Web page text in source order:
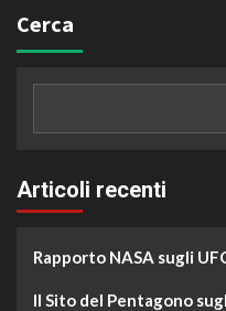
Cerca
Articoli recenti
Rapporto NASA sugli
Il Sito del Pentagono